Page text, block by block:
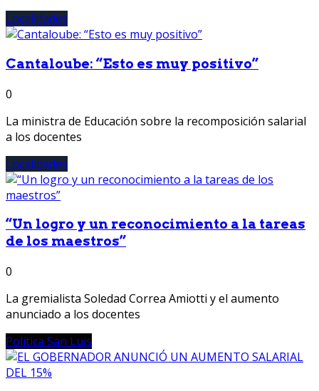
Localidades
Cantaloube: “Esto es muy positivo”
0
La ministra de Educación sobre la recomposición salarial
a los docentes
Localidades
“Un logro y un reconocimiento a la tareas
de los maestros”
0
La gremialista Soledad Correa Amiotti y el aumento
anunciado a los docentes
Política San Luis